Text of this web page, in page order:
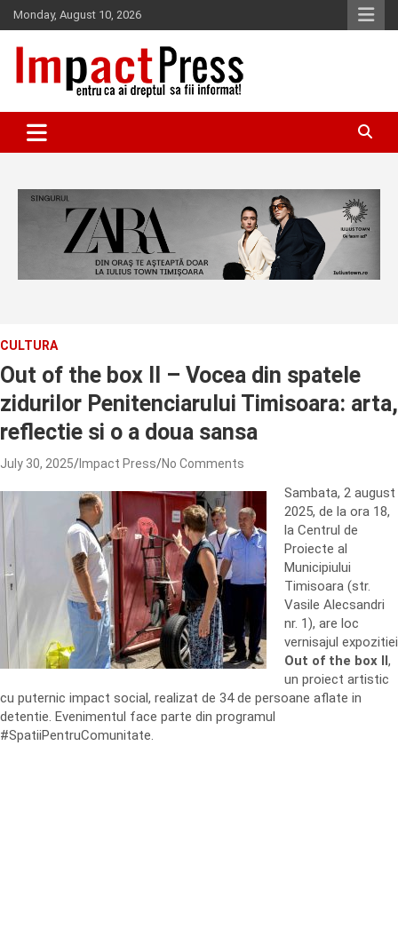
Skip
to
content
Monday, August 10, 2026
IMPACTPRESS
CULTURA
Out of the box II – Vocea din spatele
zidurilor Penitenciarului Timisoara: arta,
reflectie si o a doua sansa
July 30, 2025 Impact Press No Comments
Sambata, 2 august
2025, de la ora 18,
la Centrul de
Proiecte al
Municipiului
Timisoara (str.
Vasile Alecsandri
nr. 1), are loc
vernisajul expozitiei
Out of the box II,
un proiect artistic
cu puternic impact social, realizat de 34 de persoane aflate in
detentie. Evenimentul face parte din programul
#SpatiiPentruComunitate.